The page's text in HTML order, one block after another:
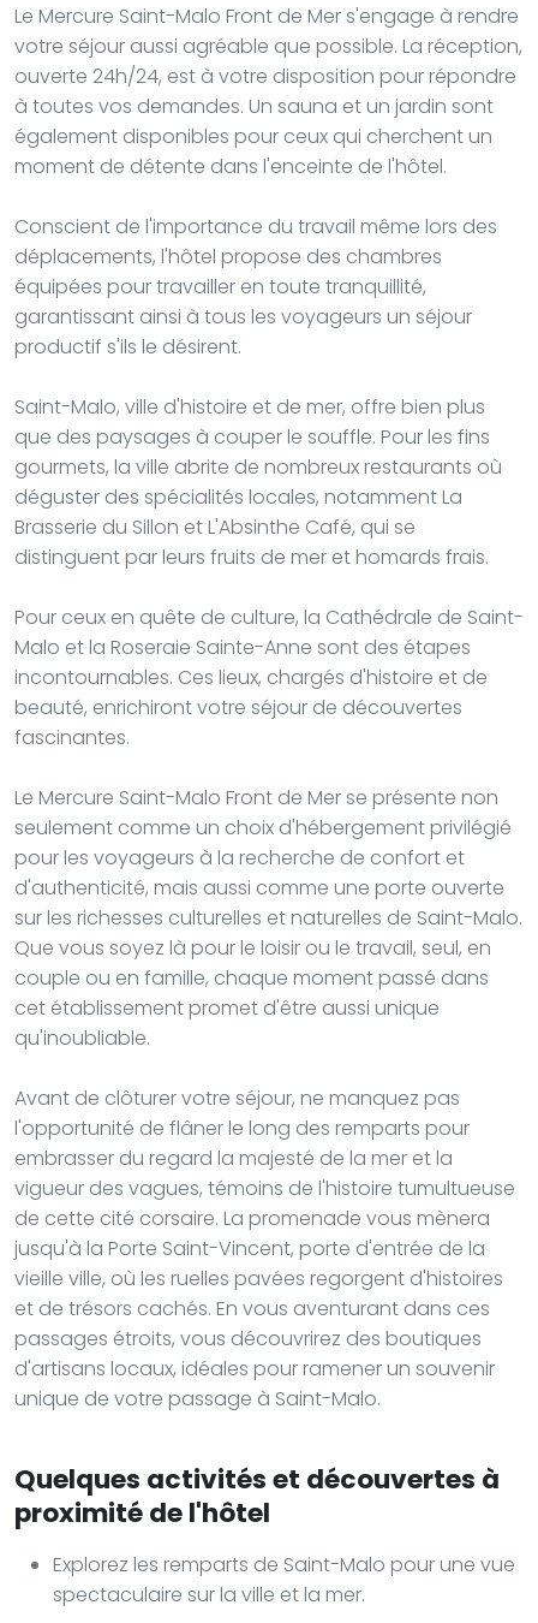
Le Mercure Saint-Malo Front de Mer s'engage à rendre
votre séjour aussi agréable que possible. La réception,
ouverte 24h/24, est à votre disposition pour répondre
à toutes vos demandes. Un sauna et un jardin sont
également disponibles pour ceux qui cherchent un
moment de détente dans l'enceinte de l'hôtel.
Conscient de l'importance du travail même lors des
déplacements, l'hôtel propose des chambres
équipées pour travailler en toute tranquillité,
garantissant ainsi à tous les voyageurs un séjour
productif s'ils le désirent.
Saint-Malo, ville d'histoire et de mer, offre bien plus
que des paysages à couper le souffle. Pour les fins
gourmets, la ville abrite de nombreux restaurants où
déguster des spécialités locales, notamment La
Brasserie du Sillon et L'Absinthe Café, qui se
distinguent par leurs fruits de mer et homards frais.
Pour ceux en quête de culture, la Cathédrale de Saint-
Malo et la Roseraie Sainte-Anne sont des étapes
incontournables. Ces lieux, chargés d'histoire et de
beauté, enrichiront votre séjour de découvertes
fascinantes.
Le Mercure Saint-Malo Front de Mer se présente non
seulement comme un choix d'hébergement privilégié
pour les voyageurs à la recherche de confort et
d'authenticité, mais aussi comme une porte ouverte
sur les richesses culturelles et naturelles de Saint-Malo.
Que vous soyez là pour le loisir ou le travail, seul, en
couple ou en famille, chaque moment passé dans
cet établissement promet d'être aussi unique
qu'inoubliable.
Avant de clôturer votre séjour, ne manquez pas
l'opportunité de flâner le long des remparts pour
embrasser du regard la majesté de la mer et la
vigueur des vagues, témoins de l'histoire tumultueuse
de cette cité corsaire. La promenade vous mènera
jusqu'à la Porte Saint-Vincent, porte d'entrée de la
vieille ville, où les ruelles pavées regorgent d'histoires
et de trésors cachés. En vous aventurant dans ces
passages étroits, vous découvrirez des boutiques
d'artisans locaux, idéales pour ramener un souvenir
unique de votre passage à Saint-Malo.
Quelques activités et découvertes à
proximité de l'hôtel
Explorez les remparts de Saint-Malo pour une vue
spectaculaire sur la ville et la mer.